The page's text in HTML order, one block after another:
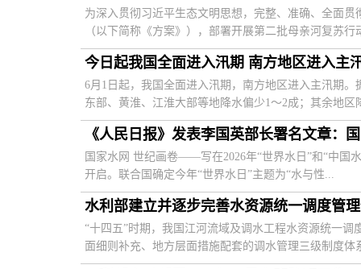
为深入贯彻习近平生态文明思想，完整、准确、全面
（以下简称《方案》），部署开展第二批母亲河复苏行
今日起我国全面进入汛期 南方地区进入主
6月1日起，我国全面进入汛期，南方地区进入主汛期
东部、黄淮、江淮大部等地降水偏少1～2成；其余地区
《人民日报》发表李国英部长署名文章：
国家水网 世纪画卷——写在2026年“世界水日”和“中国
开启。联合国确定今年“世界水日”主题为“水与性...
水利部建立并逐步完善水资源统一调度管
“十四五”时期，我国江河流域及调水工程水资源统一
面细则补充、地方层面措施配套的调水管理三级制度体